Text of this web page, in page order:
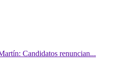
Candidatos renuncian...